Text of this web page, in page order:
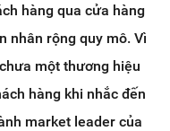
hàng qua cửa hàng
nhân rộng quy mô. Vì
một thương hiệu
hàng khi nhắc đến
market leader của